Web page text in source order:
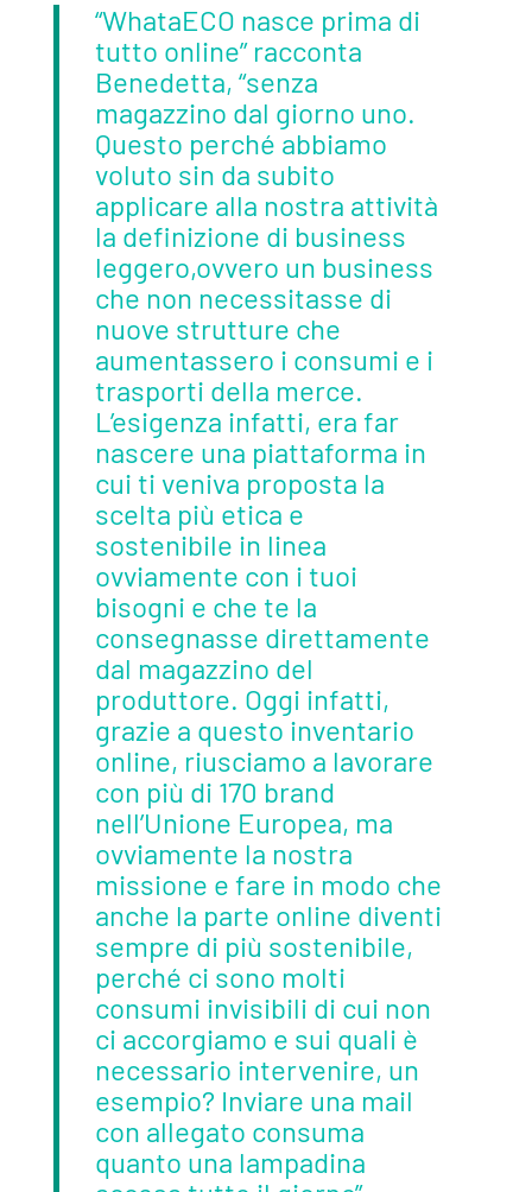
“WhataECO nasce prima di
tutto online” racconta
Benedetta, “senza
magazzino dal giorno uno.
Questo perché abbiamo
voluto sin da subito
applicare alla nostra attività
la definizione di business
leggero,ovvero un business
che non necessitasse di
nuove strutture che
aumentassero i consumi e i
trasporti della merce.
L’esigenza infatti, era far
nascere una piattaforma in
cui ti veniva proposta la
scelta più etica e
sostenibile in linea
ovviamente con i tuoi
bisogni e che te la
consegnasse direttamente
dal magazzino del
produttore. Oggi infatti,
grazie a questo inventario
online, riusciamo a lavorare
con più di 170 brand
nell’Unione Europea, ma
ovviamente la nostra
missione e fare in modo che
anche la parte online diventi
sempre di più sostenibile,
perché ci sono molti
consumi invisibili di cui non
ci accorgiamo e sui quali è
necessario intervenire, un
esempio? Inviare una mail
con allegato consuma
quanto una lampadina